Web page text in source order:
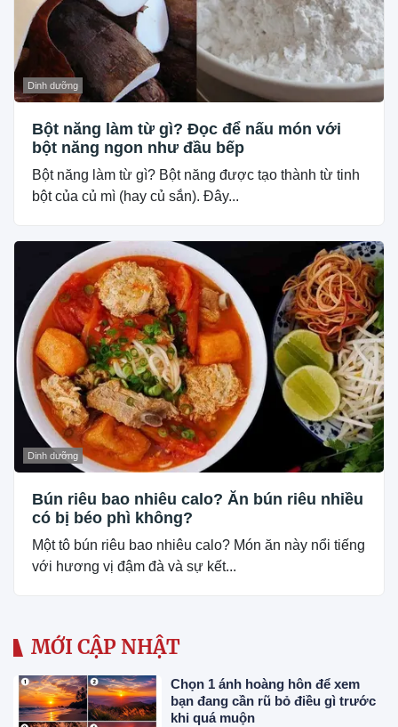
Dinh dưỡng
Bột năng làm từ gì? Đọc để nấu món với
bột năng ngon như đầu bếp
Bột năng làm từ gì? Bột năng được tạo thành từ tinh
bột của củ mì (hay củ sắn). Đây...
Dinh dưỡng
Bún riêu bao nhiêu calo? Ăn bún riêu nhiều
có bị béo phì không?
Một tô bún riêu bao nhiêu calo? Món ăn này nổi tiếng
với hương vị đậm đà và sự kết...
MỚI CẬP NHẬT
Chọn 1 ánh hoàng hôn để xem
bạn đang cần rũ bỏ điều gì trước
khi quá muộn